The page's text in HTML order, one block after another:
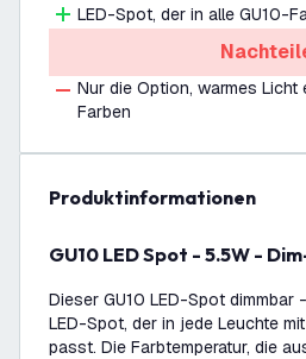
LED-Spot, der in alle GU10-
Nur die Option, warmes Licht
Farben
Produktinformationen
GU10 LED Spot - 5.5W -
Dieser GU10 LED-Spot dimmbar
LED-Spot, der in jede Leuchte
passt. Die Farbtemperatur, die